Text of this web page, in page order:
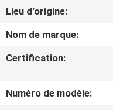
DE
NOUS
VISITE
D'USINE
Lieu d'origine:
Nom de marque:
Certification:
Numéro de modèle: